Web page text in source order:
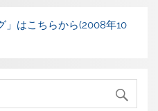
はこちらから(2008年10